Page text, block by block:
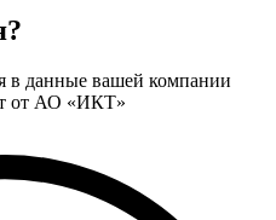
в данные вашей компании
от АО «ИКТ»